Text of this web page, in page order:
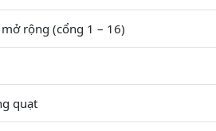
rộng (cổng 1 – 16)
quạt